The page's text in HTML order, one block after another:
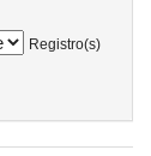
Registro(s)